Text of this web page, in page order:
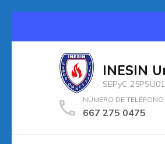
INESIN
SEPyC
NÚMERO DE TELÉFONO
667 275 0475